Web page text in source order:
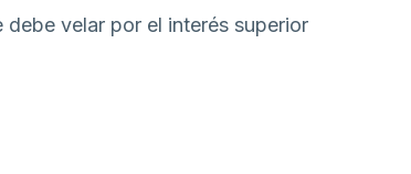
velar por el interés superior